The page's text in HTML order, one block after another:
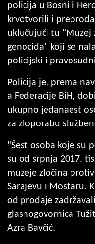
policija u Bosni i
krvotvorili i
uklučujući tu "Muzej
genocida" koji se
policijski i
Policija je, prema
a Federacije BiH,
ukupno jedanaest
za zloporabu
"Šest osoba koje su
su od srpnja 2017.
muzeje zločina
Sarajevu i Mostaru.
od prodaje
glasnogovornica
Azra Bavčić.